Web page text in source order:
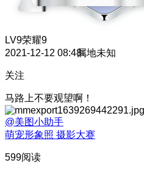
LV9荣耀9
2021-12-12 08:48属地未知
关注
马路上不要观望啊！
@美图小助手
萌宠形象照 摄影大赛
599阅读